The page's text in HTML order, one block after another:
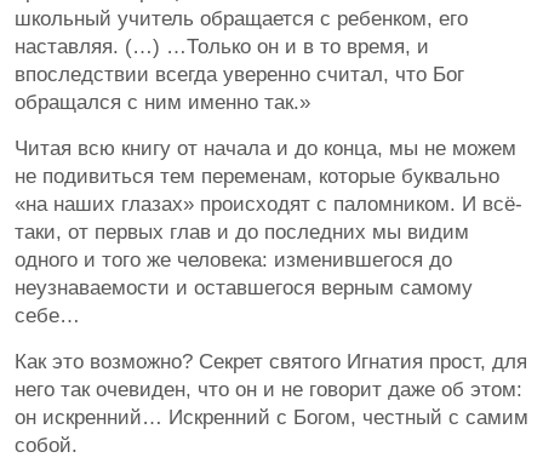
школьный учитель обращается с ребенком, его
наставляя. (…) …Только он и в то время, и
впоследствии всегда уверенно считал, что Бог
обращался с ним именно так.»
Читая всю книгу от начала и до конца, мы не можем
не подивиться тем переменам, которые буквально
«на наших глазах» происходят с паломником. И всё-
таки, от первых глав и до последних мы видим
одного и того же человека: изменившегося до
неузнаваемости и оставшегося верным самому
себе…
Как это возможно? Секрет святого Игнатия прост, для
него так очевиден, что он и не говорит даже об этом:
он искренний… Искренний с Богом, честный с самим
собой.